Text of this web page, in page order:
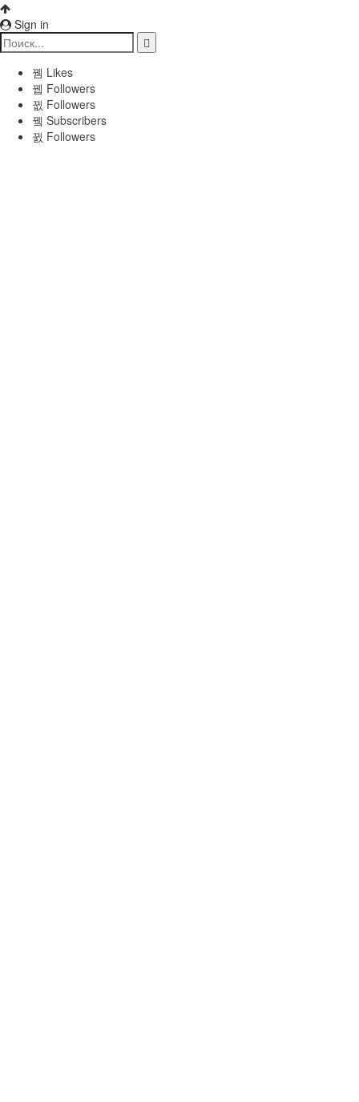
Sign in
Likes
Followers
Followers
Subscribers
Followers